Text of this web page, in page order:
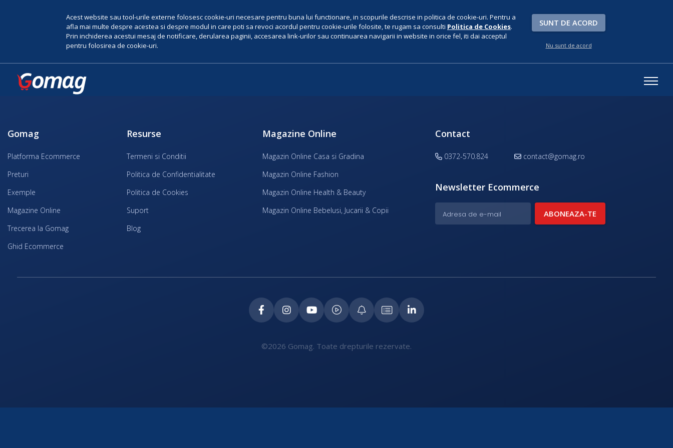
Acest website sau tool-urile externe folosesc cookie-uri necesare pentru buna lui functionare, in scopurile descrise in politica de cookie-uri. Pentru a
afla mai multe despre acestea si despre modul in care poti sa revoci acordul pentru cookie-urile folosite, te rugam sa consulti Politica de Cookies.
Prin inchiderea acestui mesaj de notificare, derularea paginii, accesarea link-urilor sau continuarea navigarii in website in orice fel, iti dai acceptul
pentru folosirea de cookie-uri.
SUNT DE ACORD
Nu sunt de acord
Gomag
Platforma Ecommerce
Preturi
Exemple
Magazine Online
Trecerea la Gomag
Ghid Ecommerce
Resurse
Termeni si Conditii
Politica de Confidentialitate
Politica de Cookies
Suport
Blog
Magazine Online
Magazin Online Casa si Gradina
Magazin Online Fashion
Magazin Online Health & Beauty
Magazin Online Bebelusi, Jucarii & Copii
Contact
0372-570.824 contact@gomag.ro
Newsletter Ecommerce
©2026 Gomag. Toate drepturile rezervate.